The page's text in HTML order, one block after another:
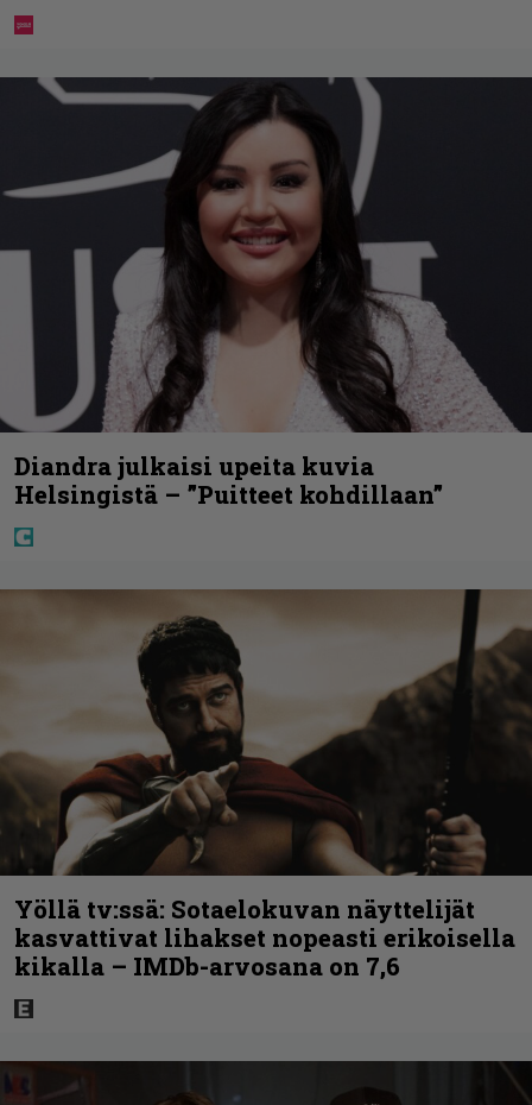
Diandra julkaisi upeita kuvia
Helsingistä – ”Puitteet kohdillaan”
Yöllä tv:ssä: Sotaelokuvan näyttelijät
kasvattivat lihakset nopeasti erikoisella
kikalla – IMDb-arvosana on 7,6